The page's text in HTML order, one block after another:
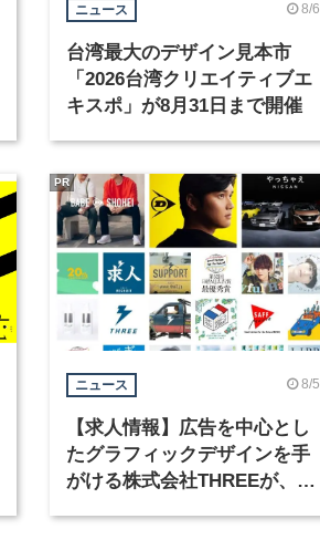
ニュース 8/6
台湾最大のデザイン見本市
「2026台湾クリエイティブエ
キスポ」が8月31日まで開催
ニュース 8/5
【求人情報】広告を中心とし
たグラフィックデザインを手
がける株式会社THREEが、グ
PR